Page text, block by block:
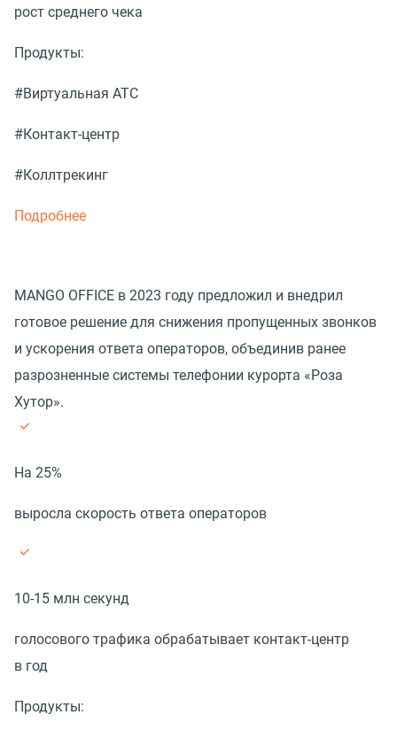
рост среднего чека
Продукты:
#Виртуальная АТС
#Контакт-центр
#Коллтрекинг
Подробнее
MANGO OFFICE в 2023 году предложил и внедрил
готовое решение для снижения пропущенных звонков
и ускорения ответа операторов, объединив ранее
разрозненные системы телефонии курорта «Роза
Хутор».
На 25%
выросла скорость ответа операторов
10-15 млн секунд
голосового трафика обрабатывает контакт-центр
в год
Продукты: